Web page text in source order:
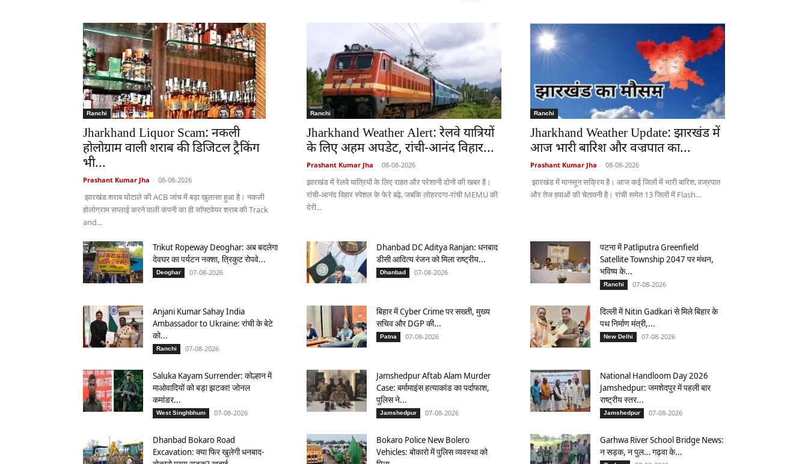
Ranchi
Jharkhand Liquor Scam: नकली
होलोग्राम वाली शराब की डिजिटल ट्रैकिंग
भी...
Prashant Kumar Jha - 08-08-2026
झारखंड शराब घोटाले की ACB जांच में बड़ा खुलासा हुआ है। नकली
होलोग्राम सप्लाई करने वाली कंपनी का ही सॉफ्टवेयर शराब की Track
and...
Ranchi
Jharkhand Weather Alert: रेलवे यात्रियों
के लिए अहम अपडेट, रांची-आनंद विहार...
Prashant Kumar Jha - 08-08-2026
झारखंड में रेलवे यात्रियों के लिए राहत और परेशानी दोनों की खबर है।
रांची-आनंद विहार स्पेशल के फेरे बढ़े, जबकि लोहरदगा-रांची MEMU की
देरी...
Ranchi
Jharkhand Weather Update: झारखंड में
आज भारी बारिश और वज्रपात का...
Prashant Kumar Jha - 08-08-2026
झारखंड में मानसून सक्रिय है। आज कई जिलों में भारी बारिश, वज्रपात
और तेज हवाओं की चेतावनी है। रांची समेत 13 जिलों में Flash...
Trikut Ropeway Deoghar: अब बदलेगा
देवघर का पर्यटन नक्शा, त्रिकुट रोपवे...
Deoghar 07-08-2026
Dhanbad DC Aditya Ranjan: धनबाद
डीसी आदित्य रंजन को मिला राष्ट्रीय...
Dhanbad 07-08-2026
पटना में Patliputra Greenfield
Satellite Township 2047 पर मंथन,
भविष्य के...
Ranchi 07-08-2026
Anjani Kumar Sahay India
Ambassador to Ukraine: रांची के बेटे
को...
Ranchi 07-08-2026
बिहार में Cyber Crime पर सख्ती, मुख्य
सचिव और DGP की...
Patna 07-08-2026
दिल्ली में Nitin Gadkari से मिले बिहार के
पथ निर्माण मंत्री,...
New Delhi 07-08-2026
Saluka Kayam Surrender: कोल्हान में
माओवादियों को बड़ा झटका! जोनल
कमांडर...
West Singhbhum 07-08-2026
Jamshedpur Aftab Alam Murder
Case: बर्मामाइंस हत्याकांड का पर्दाफाश,
पुलिस ने...
Jamshedpur 07-08-2026
National Handloom Day 2026
Jamshedpur: जमशेदपुर में पहली बार
राष्ट्रीय स्तर...
Jamshedpur 07-08-2026
Dhanbad Bokaro Road
Excavation: क्या फिर खुलेगी धनबाद-
Bokaro Police New Bolero
Vehicles: बोकारो में पुलिस व्यवस्था को
Garhwa River School Bridge News:
न सड़क, न पुल… गढ़वा के...